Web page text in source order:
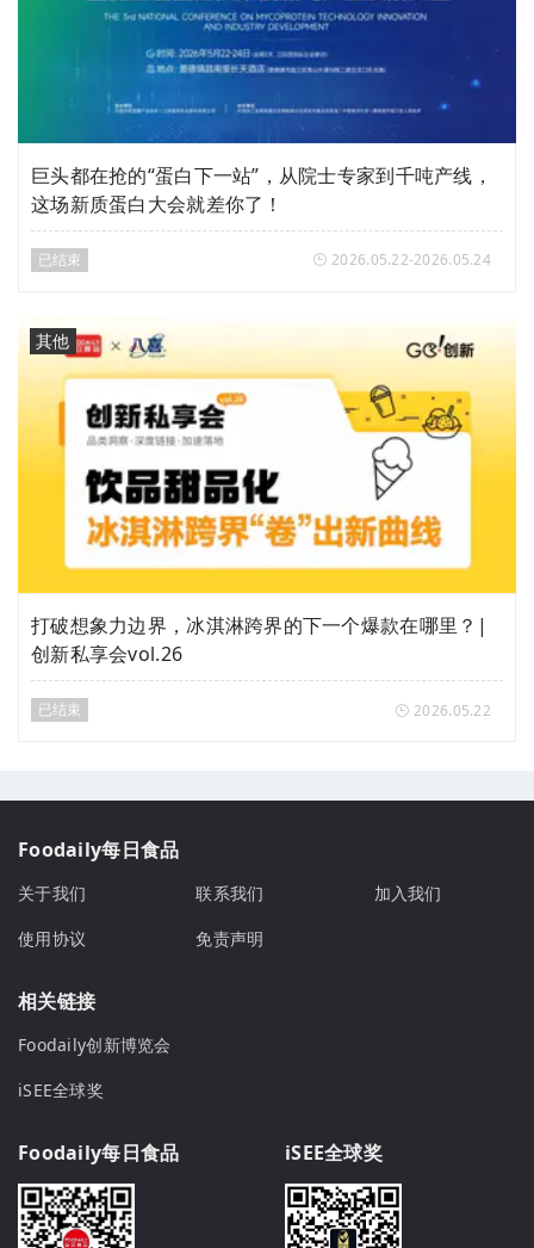
巨头都在抢的“蛋白下一站”，从院士专家到千吨产线，
这场新质蛋白大会就差你了！
已结束 2026.05.22-2026.05.24
其他
打破想象力边界，冰淇淋跨界的下一个爆款在哪里？|
创新私享会vol.26
已结束 2026.05.22
Foodaily每日食品
关于我们 联系我们
加入我们
使用协议
免责声明
相关链接
Foodaily创新博览会
iSEE全球奖
Foodaily每日食品 iSEE全球奖